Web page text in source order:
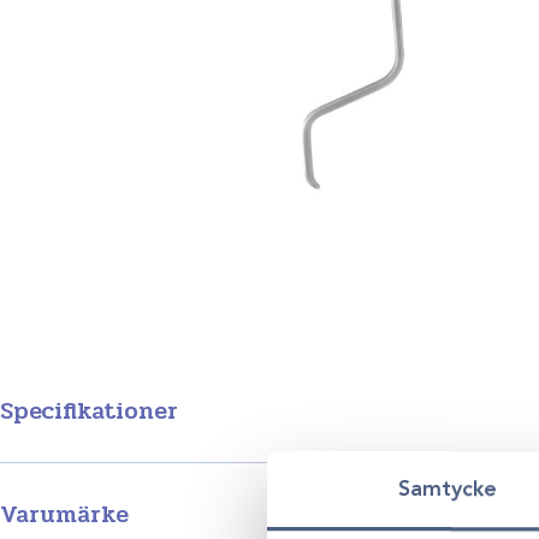
Samtycke
Specifikationer
Varumärke